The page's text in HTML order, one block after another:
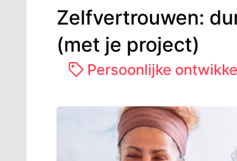
Zelfvertrouwen:
(met je project)
Persoonlijke